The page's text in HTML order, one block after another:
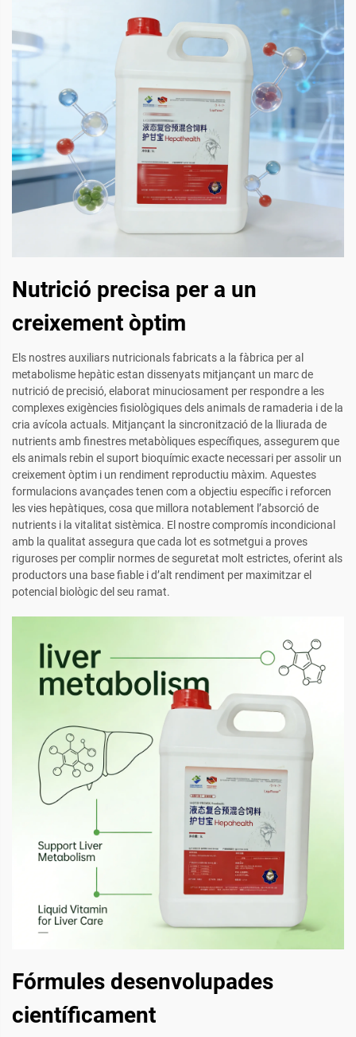
Nutrició precisa per a un
creixement òptim
Els nostres auxiliars nutricionals fabricats a la fàbrica per al
metabolisme hepàtic estan dissenyats mitjançant un marc de
nutrició de precisió, elaborat minuciosament per respondre a les
complexes exigències fisiològiques dels animals de ramaderia i de la
cria avícola actuals. Mitjançant la sincronització de la lliurada de
nutrients amb finestres metabòliques específiques, assegurem que
els animals rebin el suport bioquímic exacte necessari per assolir un
creixement òptim i un rendiment reproductiu màxim. Aquestes
formulacions avançades tenen com a objectiu específic i reforcen
les vies hepàtiques, cosa que millora notablement l’absorció de
nutrients i la vitalitat sistèmica. El nostre compromís incondicional
amb la qualitat assegura que cada lot es sotmetgui a proves
riguroses per complir normes de seguretat molt estrictes, oferint als
productors una base fiable i d’alt rendiment per maximitzar el
potencial biològic del seu ramat.
Fórmules desenvolupades
científicament